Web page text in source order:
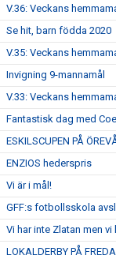
V.36: Veckans
Se hit, barn födda 2020
V.35: Veckans
Invigning 9-mannamål
V.33: Veckans
Fantastisk dag med
ESKILSCUPEN PÅ
ENZIOS hederspris
Vi är i mål!
GFF:s fotbollsskola
Vi har inte Zlatan men vi
LOKALDERBY PÅ